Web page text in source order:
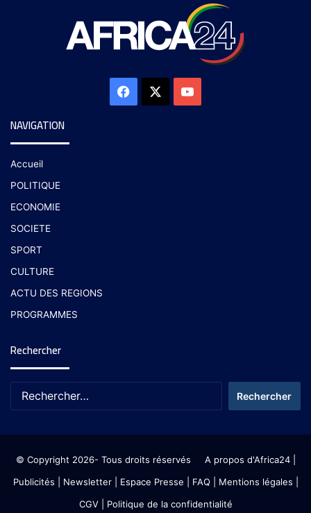
NAVIGATION
Accueil
POLITIQUE
ECONOMIE
SOCIETE
SPORT
CULTURE
ACTU DES REGIONS
PROGRAMMES
Rechercher
© Copyright 2026- Tous droits réservés A propos d'Africa24|
Publicités
Newsletter| Espace Presse | FAQ | Mentions légales
CGV| Politique de la confidentialité